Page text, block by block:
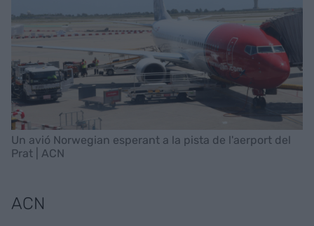
Un avió Norwegian esperant a la pista de l'aerport del
Prat | ACN
ACN